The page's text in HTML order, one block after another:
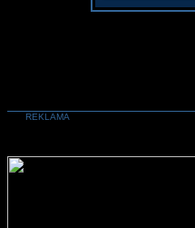
REKLAMA